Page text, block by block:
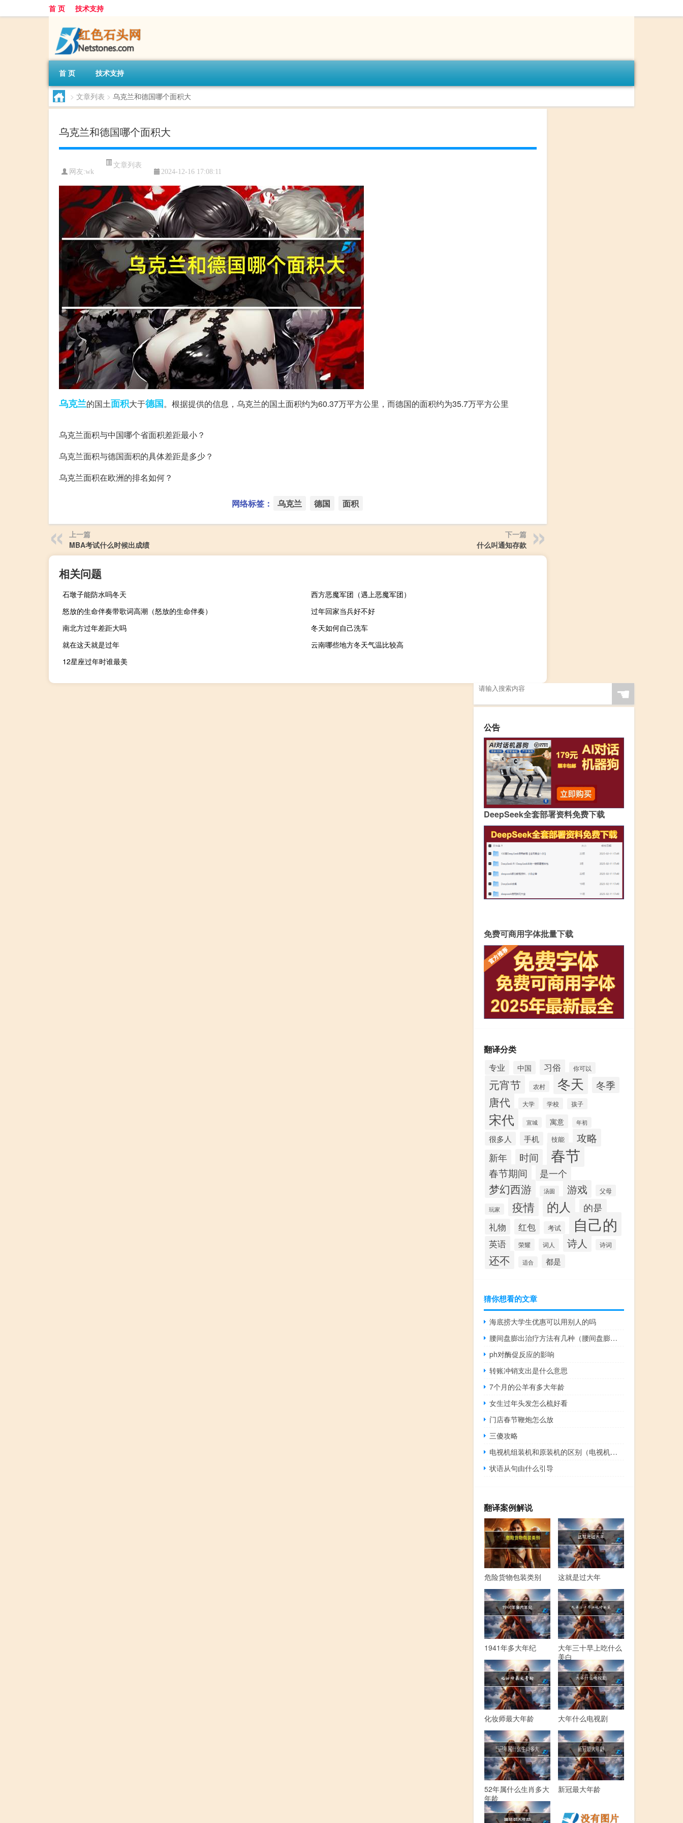
首 页 技术支持
首 页 技术支持
> 文章列表 > 乌克兰和德国哪个面积大
乌克兰和德国哪个面积大
网友:wk
文章列表
2024-12-16 17:08:11
乌克兰的国土面积大于德国。根据提供的信息，乌克兰的国土面积约为60.37万平方公里，而德国的面积约为35.7万平方公里
乌克兰面积与中国哪个省面积差距最小？
乌克兰面积与德国面积的具体差距是多少？
乌克兰面积在欧洲的排名如何？
网络标签： 乌克兰 德国 面积
上一篇
MBA考试什么时候出成绩
下一篇
什么叫通知存款
相关问题
石墩子能防水吗冬天
西方恶魔军团（遇上恶魔军团）
怒放的生命伴奏带歌词高潮（怒放的生命伴奏）
过年回家当兵好不好
南北方过年差距大吗
冬天如何自己洗车
就在这天就是过年
云南哪些地方冬天气温比较高
12星座过年时谁最美
☚
公告
DeepSeek全套部署资料免费下载
免费可商用字体批量下载
翻译分类
专业
中国 习俗 你可以
元宵节 农村 冬天 冬季
唐代 大学 学校 孩子
宋代 宣城 寓意 年初
很多人 手机 技能 攻略
新年 时间 春节
春节期间 是一个
梦幻西游 汤圆 游戏 父母
玩家 疫情 的人 的是
礼物 红包 考试 自己的
英语 荣耀 词人 诗人 诗词
还不 适合 都是
猜你想看的文章
海底捞大学生优惠可以用别人的吗
腰间盘膨出治疗方法有几种（腰间盘膨出治疗方法）
ph对酶促反应的影响
转账冲销支出是什么意思
7个月的公羊有多大年龄
女生过年头发怎么梳好看
门店春节鞭炮怎么放
三傻攻略
电视机组装机和原装机的区别（电视机组装）
状语从句由什么引导
翻译案例解说
危险货物包装类别 这就是过大年
1941年多大年纪
大年三十早上吃什么
美白
化妆师最大年龄 大年什么电视剧
52年属什么生肖多大
年龄
新冠最大年龄